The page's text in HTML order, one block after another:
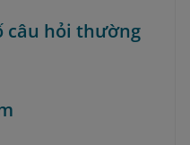
câu hỏi thường